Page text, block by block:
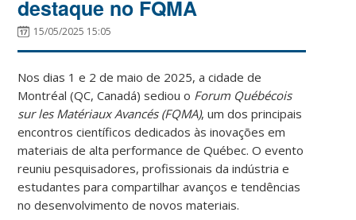
destaque no FQMA
15/05/2025 15:05
Nos dias 1 e 2 de maio de 2025, a cidade de
Montréal (QC, Canadá) sediou o Forum Québécois
sur les Matériaux Avancés (FQMA), um dos principais
encontros científicos dedicados às inovações em
materiais de alta performance de Québec. O evento
reuniu pesquisadores, profissionais da indústria e
estudantes para compartilhar avanços e tendências
no desenvolvimento de novos materiais.